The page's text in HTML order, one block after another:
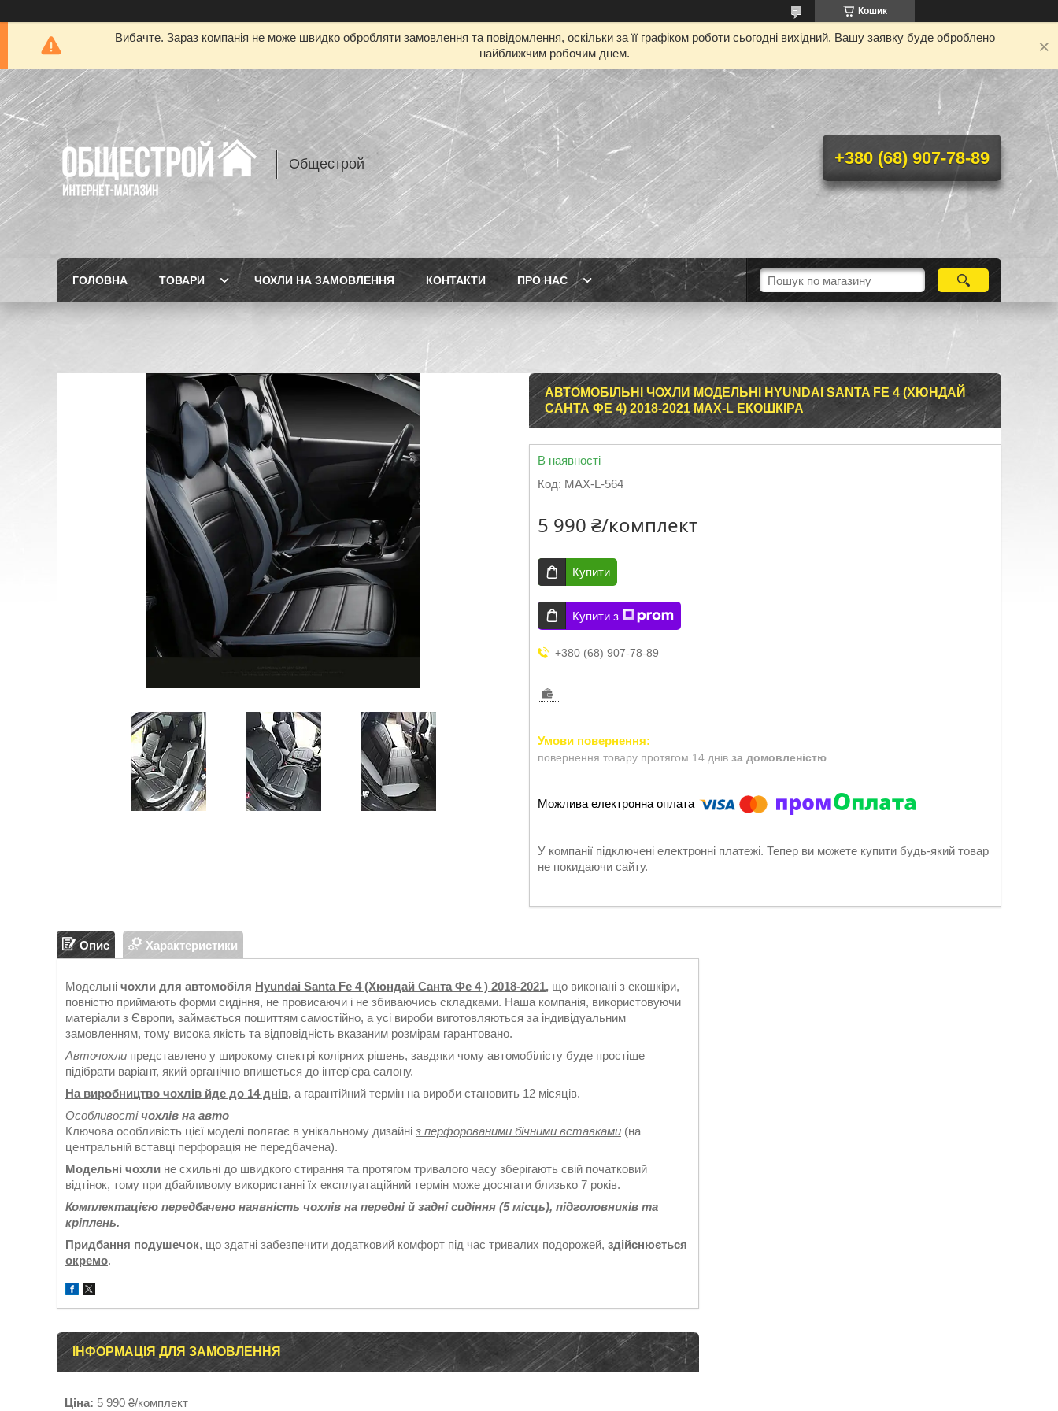
Кошик
Вибачте. Зараз компанія не може швидко обробляти замовлення та повідомлення, оскільки за її графіком роботи сьогодні вихідний. Вашу заявку буде оброблено
найближчим робочим днем.
Общестрой +380 (68) 907-78-89
ГОЛОВНА ТОВАРИ ЧОХЛИ НА ЗАМОВЛЕННЯ КОНТАКТИ ПРО НАС
АВТОМОБІЛЬНІ ЧОХЛИ МОДЕЛЬНІ HYUNDAI SANTA FE 4 (ХЮНДАЙ
САНТА ФЕ 4) 2018-2021 MAX-L ЕКОШКІРА
В наявності
Код: MAX-L-564
5 990 ₴/комплект
Купити
Купити з
+380 (68) 907-78-89
повернення товару протягом 14 днів за домовленістю
У компанії підключені електронні платежі. Тепер ви можете купити будь-який товар
не покидаючи сайту.
Опис Характеристики
Модельні чохли для автомобіля Hyundai Santa Fe 4 (Хюндай Санта Фе 4 ) 2018-2021, що виконані з екошкіри,
повністю приймають форми сидіння, не провисаючи і не збиваючись складками. Наша компанія, використовуючи
матеріали з Європи, займається пошиттям самостійно, а усі вироби виготовляються за індивідуальним
замовленням, тому висока якість та відповідність вказаним розмірам гарантовано.
Авточохли представлено у широкому спектрі колірних рішень, завдяки чому автомобілісту буде простіше
підібрати варіант, який органічно впишеться до інтер'єра салону.
На виробництво чохлів йде до 14 днів, а гарантійний термін на вироби становить 12 місяців.
Особливостічохлів на авто
Ключова особливість цієї моделі полягає в унікальному дизайні з перфорованими бічними вставками (на
центральній вставці перфорація не передбачена).
Модельні чохли не схильні до швидкого стирання та протягом тривалого часу зберігають свій початковий
відтінок, тому при дбайливому використанні їх експлуатаційний термін може досягати близько 7 років.
Комплектацією передбачено наявність чохлів на передні й задні сидіння (5 місць), підголовників та
кріплень.
Придбання подушечок, що здатні забезпечити додатковий комфорт під час тривалих подорожей, здійснюється
окремо.
ІНФОРМАЦІЯ ДЛЯ ЗАМОВЛЕННЯ
Ціна: 5 990 ₴/комплект